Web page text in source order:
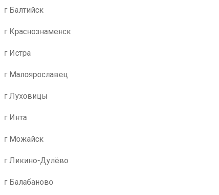
г Балтийск
г Краснознаменск
г Истра
г Малоярославец
г Луховицы
г Инта
г Можайск
г Ликино-Дулёво
г Балабаново